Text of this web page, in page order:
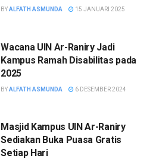
BYALFATH ASMUNDA 15 JANUARI 2025
Wacana UIN Ar-Raniry Jadi
Kampus Ramah Disabilitas pada
2025
BYALFATH ASMUNDA 6 DESEMBER 2024
Masjid Kampus UIN Ar-Raniry
Sediakan Buka Puasa Gratis
Setiap Hari